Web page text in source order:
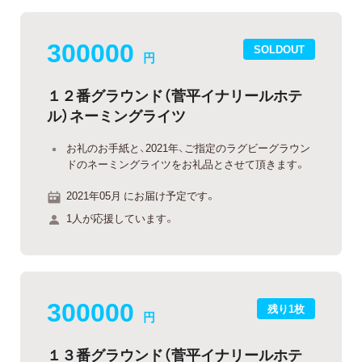
SOLDOUT
300000 円
１２番グラウンド（菅平イナリールホテ
ル）ネーミングライツ
お礼のお手紙と、2021年、ご指定のラグビーグラウン
ドのネーミングライツをお礼品とさせて頂きます。
2021年05月 にお届け予定です。
1人が応援しています。
残り1枚
300000 円
１３番グラウンド（菅平イナリールホテ